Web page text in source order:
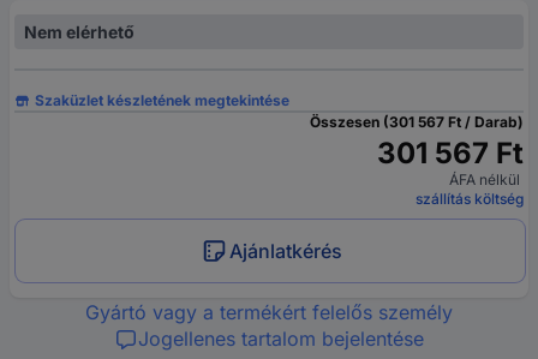
Nem elérhető
Szaküzlet készletének megtekintése
Összesen (301 567 Ft / Darab)
301 567 Ft
ÁFA nélkül
szállítás költség
Ajánlatkérés
Gyártó vagy a termékért felelős személy
Jogellenes tartalom bejelentése